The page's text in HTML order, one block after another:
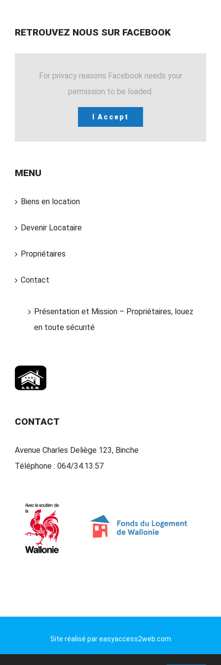
RETROUVEZ NOUS SUR FACEBOOK
For privacy reasons Facebook needs your
permission to be loaded.
I Accept
MENU
Biens en location
Devenir Locataire
Propriétaires
Contact
Présentation et Mission – Propriétaires, louez
en toute sécurité
CONTACT
Avenue Charles Deliège 123, Binche
Téléphone : 064/34.13.57
Site réalisé pareasyaccess2web.com